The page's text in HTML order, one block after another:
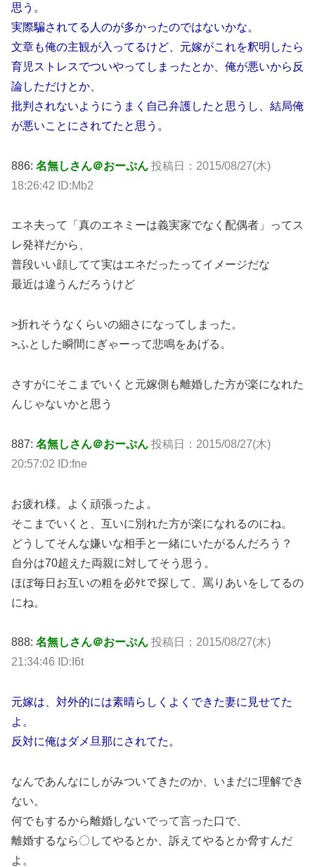
思う。
実際騙されてる人のが多かったのではないかな。
文章も俺の主観が入ってるけど、元嫁がこれを釈明したら
育児ストレスでついやってしまったとか、俺が悪いから反
論しただけとか、
批判されないようにうまく自己弁護したと思うし、結局俺
が悪いことにされてたと思う。
886: 名無しさん＠おーぷん 投稿日：2015/08/27(木)
18:26:42 ID:Mb2
エネ夫って「真のエネミーは義実家でなく配偶者」ってス
レ発祥だから、
普段いい顔してて実はエネだったってイメージだな
最近は違うんだろうけど
>折れそうなくらいの細さになってしまった。
>ふとした瞬間にぎゃーって悲鳴をあげる。
さすがにそこまでいくと元嫁側も離婚した方が楽になれた
んじゃないかと思う
887: 名無しさん＠おーぷん 投稿日：2015/08/27(木)
20:57:02 ID:fne
お疲れ様。よく頑張ったよ。
そこまでいくと、互いに別れた方が楽になれるのにね。
どうしてそんな嫌いな相手と一緒にいたがるんだろう？
自分は70超えた両親に対してそう思う。
ほぼ毎日お互いの粗を必ﾀﾋで探して、罵りあいをしてるの
にね。
888: 名無しさん＠おーぷん 投稿日：2015/08/27(木)
21:34:46 ID:I6t
元嫁は、対外的には素晴らしくよくできた妻に見せてた
よ。
反対に俺はダメ旦那にされてた。
なんであんなにしがみついてきたのか、いまだに理解でき
ない。
何でもするから離婚しないでって言った口で、
離婚するなら〇してやるとか、訴えてやるとか脅すんだ
よ。